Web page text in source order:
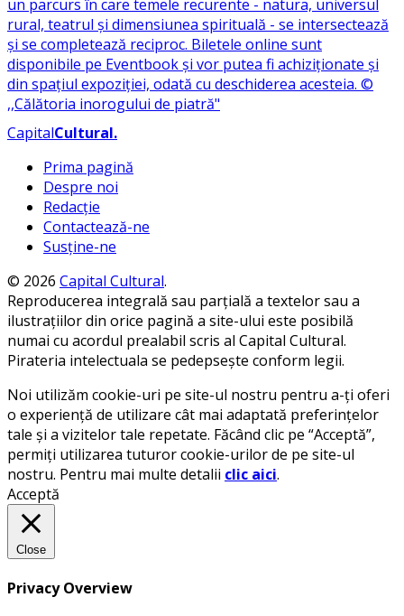
CapitalCultural.
Prima pagină
Despre noi
Redacție
Contactează-ne
Susține-ne
© 2026 Capital Cultural.
Reproducerea integrală sau parțială a textelor sau a
ilustrațiilor din orice pagină a site-ului este posibilă
numai cu acordul prealabil scris al Capital Cultural.
Pirateria intelectuala se pedepsește conform legii.
Noi utilizăm cookie-uri pe site-ul nostru pentru a-ți oferi
o experiență de utilizare cât mai adaptată preferințelor
tale și a vizitelor tale repetate. Făcând clic pe “Acceptă”,
permiți utilizarea tuturor cookie-urilor de pe site-ul
nostru. Pentru mai multe detalii clic aici.
Acceptă
Close
Privacy Overview